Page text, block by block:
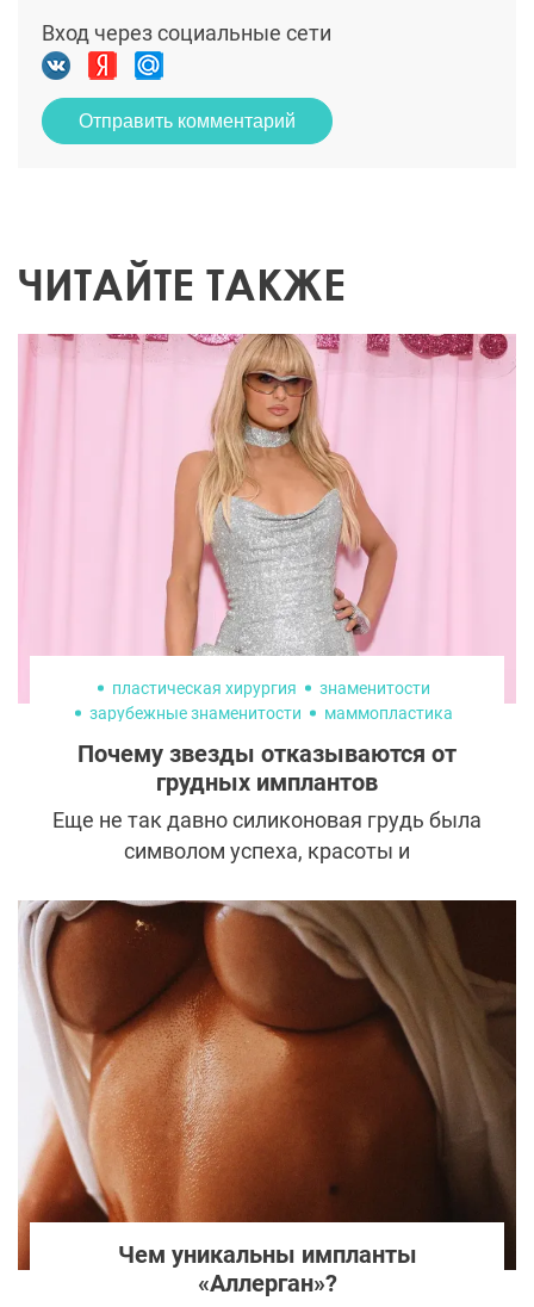
Вход через социальные сети
Отправить комментарий
ЧИТАЙТЕ ТАКЖЕ
пластическая хирургия
знаменитости
зарубежные знаменитости
маммопластика
Почему звезды отказываются от
грудных имплантов
Еще не так давно силиконовая грудь была
символом успеха, красоты и
Увеличение груди казалось лёгким
решением для тех, кто хотел мгновенно
изменить фигуру. Однако сегодня всё
больше знаменитостей публично
отказываются от имплантов и делятся
своими историями сожалений, проблем со
здоровьем и личных трансформаций.
Чем уникальны импланты
«Аллерган»?